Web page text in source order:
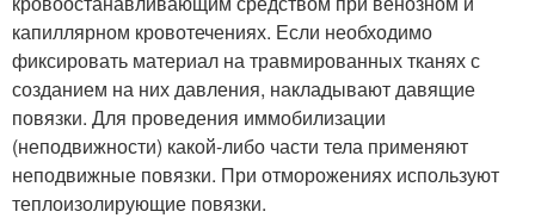
капиллярном кровотечениях. Если необходимо
фиксировать материал на травмированных тканях с
созданием на них давления, накладывают давящие
повязки. Для проведения иммобилизации
(неподвижности) какой-либо части тела применяют
неподвижные повязки. При отморожениях используют
теплоизолирующие повязки.